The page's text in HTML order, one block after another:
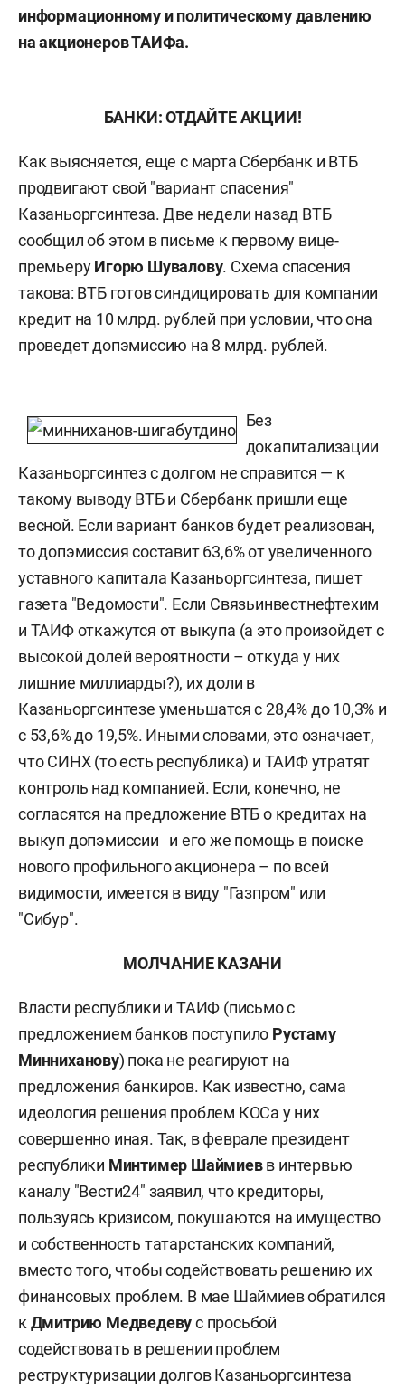
информационному и политическому давлению
на акционеров ТАИФа.
БАНКИ: ОТДАЙТЕ АКЦИИ!
Как выясняется, еще с марта Сбербанк и ВТБ
продвигают свой "вариант спасения"
Казаньоргсинтеза. Две недели назад ВТБ
сообщил об этом в письме к первому вице-
премьеруИгорю Шувалову. Схема спасения
такова: ВТБ готов синдицировать для компании
кредит на 10 млрд. рублей при условии, что она
проведет допэмиссию на 8 млрд. рублей.
Без
докапитализации
Казаньоргсинтез с долгом не справится — к
такому выводу ВТБ и Сбербанк пришли еще
весной. Если вариант банков будет реализован,
то допэмиссия составит 63,6% от увеличенного
уставного капитала Казаньоргсинтеза, пишет
газета "Ведомости". Если Связьинвестнефтехим
и ТАИФ откажутся от выкупа (а это произойдет с
высокой долей вероятности – откуда у них
лишние миллиарды?), их доли в
Казаньоргсинтезе уменьшатся с 28,4% до 10,3% и
с 53,6% до 19,5%. Иными словами, это означает,
что СИНХ (то есть республика) и ТАИФ утратят
контроль над компанией. Если, конечно, не
согласятся на предложение ВТБ о кредитах на
выкуп допэмиссии и его же помощь в поиске
нового профильного акционера – по всей
видимости, имеется в виду "Газпром" или
"Сибур".
МОЛЧАНИЕ КАЗАНИ
Власти республики и ТАИФ (письмо с
предложением банков поступило Рустаму
Минниханову) пока не реагируют на
предложения банкиров. Как известно, сама
идеология решения проблем КОСа у них
совершенно иная. Так, в феврале президент
республики Минтимер Шаймиевв интервью
каналу "Вести24" заявил, что кредиторы,
пользуясь кризисом, покушаются на имущество
и собственность татарстанских компаний,
вместо того, чтобы содействовать решению их
финансовых проблем. В мае Шаймиев обратился
к Дмитрию Медведевус просьбой
содействовать в решении проблем
реструктуризации долгов Казаньоргсинтеза